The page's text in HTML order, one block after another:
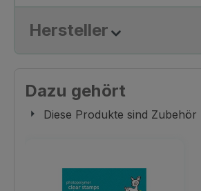
Hersteller
Dazu gehört
Diese Produkte sind